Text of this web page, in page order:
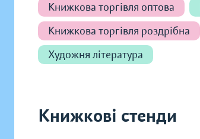
Книжкова торгівля оптова
Книжкова торгівля роздрібна
Художня література
Книжкові стенди